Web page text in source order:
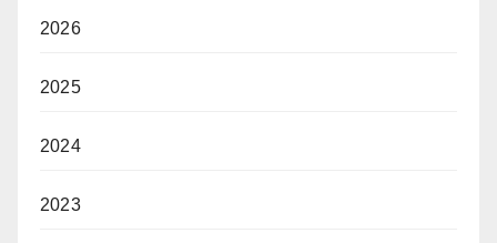
2026
2025
2024
2023